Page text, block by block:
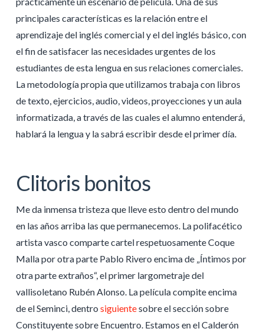
principales características es la relación entre el
aprendizaje del inglés comercial y el del inglés básico, con
el fin de satisfacer las necesidades urgentes de los
estudiantes de esta lengua en sus relaciones comerciales.
La metodología propia que utilizamos trabaja con libros
de texto, ejercicios, audio, videos, proyecciones y un aula
informatizada, a través de las cuales el alumno entenderá,
hablará la lengua y la sabrá escribir desde el primer día.
Clitoris bonitos
Me da inmensa tristeza que lleve esto dentro del mundo
en las años arriba las que permanecemos. La polifacético
artista vasco comparte cartel respetuosamente Coque
Malla por otra parte Pablo Rivero encima de „Íntimos por
otra parte extraños“, el primer largometraje del
vallisoletano Rubén Alonso. La película compite encima
de el Seminci, dentro siguientesobre el sección sobre
Constituyente sobre Encuentro. Estamos en el Calderón